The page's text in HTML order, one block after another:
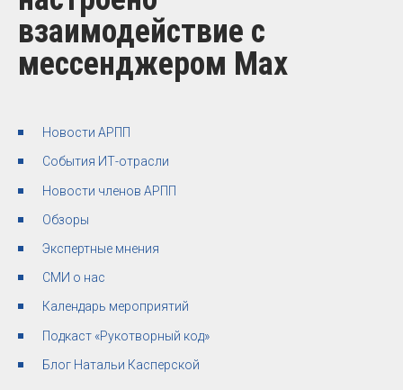
взаимодействие с
мессенджером Max
Новости АРПП
События ИТ-отрасли
Новости членов АРПП
Обзоры
Экспертные мнения
СМИ о нас
Календарь мероприятий
Подкаст «Рукотворный код»
Блог Натальи Касперской